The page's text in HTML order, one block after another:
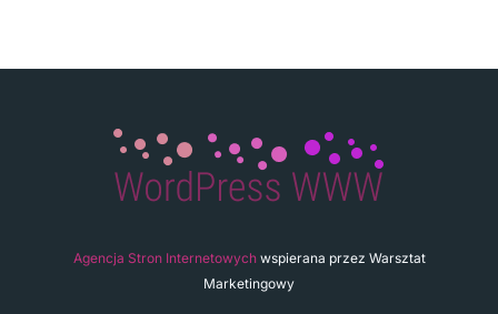
Agencja Stron Internetowychwspierana przez Warsztat
Marketingowy